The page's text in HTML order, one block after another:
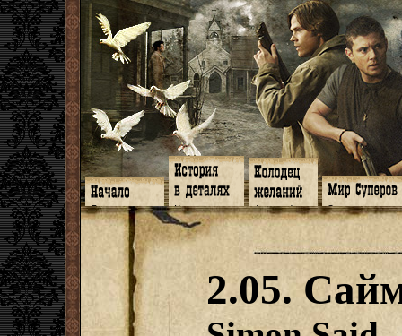
Главная
Программа
Форум
Facebook
Гостевая
Книги
Галереи
Музыка
Видео
Субтитры
Заметки
Мысли
Откровение
Арт-кафе
Игромания
Фанфики
Обои
Фанарт
Анекдоты
Передоз
Страшилки
Знакомство
Обитатели
Семейное
Дневник
Арсенал
СИЗО
Суперы от и
2.05.